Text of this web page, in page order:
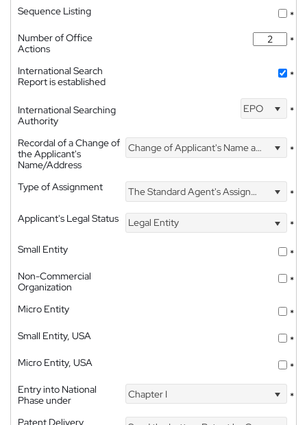
Sequence Listing
*
Number of Office
Actions
*
International Search
Report is established
*
International Searching
Authority
EPO *
Recordal of a Change of
the Applicant's
Name/Address
Change of Applicant's Name and Address *
Type of Assignment The Standard Agent's Assignment
*
Applicant's Legal Status
Legal Entity
*
Small Entity
*
Non-Commercial
Organization
*
Micro Entity
*
Small Entity, USA
*
Micro Entity, USA
*
Entry into National
Phase under
Chapter I *
Patent Delivery